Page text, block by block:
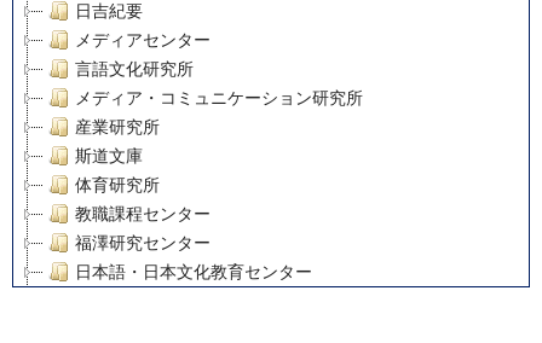
日吉紀要
メディアセンター
言語文化研究所
メディア・コミュニケーション研究所
産業研究所
斯道文庫
体育研究所
教職課程センター
福澤研究センター
日本語・日本文化教育センター